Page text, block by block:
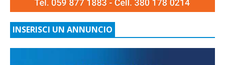
INSERISCI UN ANNUNCIO